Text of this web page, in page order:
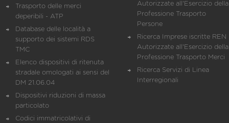
Trasporto delle merci
deperibili - ATP
Database delle località a
supporto dei sistemi RDS
TMC
Elenco dispositivi di ritenuta
stradale omologati ai sensi del
DM 21.06.04
Dispositivi riduzioni di massa
particolato
Codici immatricolativi di
Autorizzate all'Esercizio della
Professione Trasporto
Persone
Ricerca Imprese iscritte REN
Autorizzate all'Esercizio della
Professione Trasporto Merci
Ricerca Servizi di Linea
Interregionali